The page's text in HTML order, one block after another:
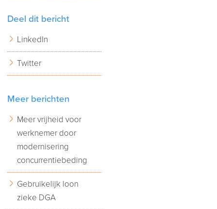
Deel dit bericht
LinkedIn
Twitter
Meer berichten
Meer vrijheid voor
werknemer door
modernisering
concurrentiebeding
Gebruikelijk loon
zieke DGA